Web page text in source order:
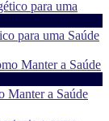
para uma Saúde
Manter a Saúde